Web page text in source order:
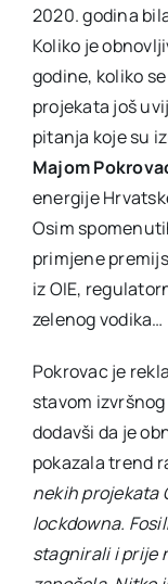
2020. godina
Koliko je
godine, koliko
projekata još
pitanja koje su
Majom
energije
Osim
primjene
iz OIE,
zelenog vodika…
Pokrovac je
stavom
dodavši da je
pokazala trend
nekih projekata
lockdowna.
stagnirali i prije